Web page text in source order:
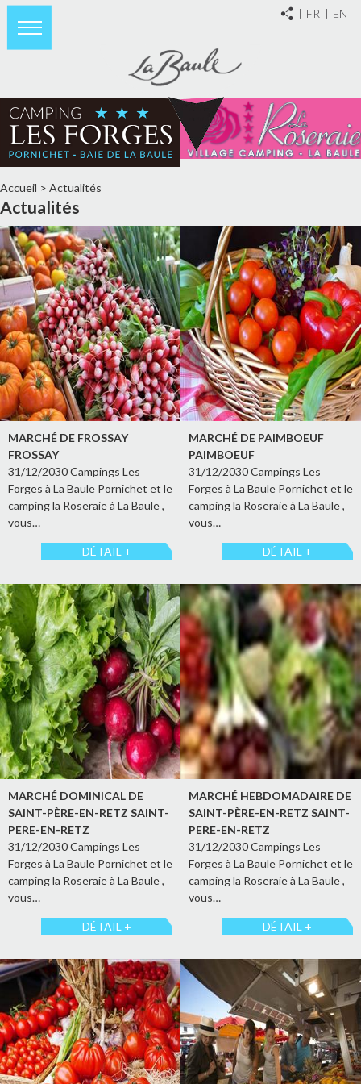
FR EN
Accueil > Actualités
Actualités
MARCHÉ DE FROSSAY
FROSSAY
31/12/2030 Campings Les
Forges à La Baule Pornichet et le
camping la Roseraie à La Baule ,
vous…
DÉTAIL +
MARCHÉ DE PAIMBOEUF
PAIMBOEUF
31/12/2030 Campings Les
Forges à La Baule Pornichet et le
camping la Roseraie à La Baule ,
vous…
DÉTAIL +
MARCHÉ DOMINICAL DE
SAINT-PÈRE-EN-RETZ SAINT-
PERE-EN-RETZ
31/12/2030 Campings Les
Forges à La Baule Pornichet et le
camping la Roseraie à La Baule ,
vous…
DÉTAIL +
MARCHÉ HEBDOMADAIRE DE
SAINT-PÈRE-EN-RETZ SAINT-
PERE-EN-RETZ
31/12/2030 Campings Les
Forges à La Baule Pornichet et le
camping la Roseraie à La Baule ,
vous…
DÉTAIL +